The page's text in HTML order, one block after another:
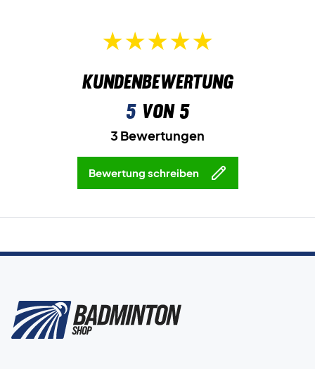
Kundenbewertung
5von 5
3 Bewertungen
Bewertung schreiben